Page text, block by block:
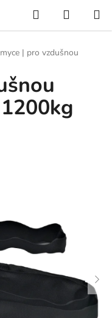
Hledat
KOŠÍK
| pro vzdušnou